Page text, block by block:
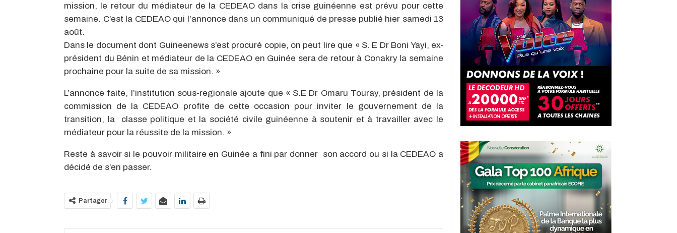
mission, le retour du médiateur de la CEDEAO dans la crise guinéenne est prévu pour cette
semaine. C’est la CEDEAO qui l’annonce dans un communiqué de presse publié hier samedi 13
août.
Dans le document dont Guineenews s’est procuré copie, on peut lire que « S. E Dr Boni Yayi, ex-
président du Bénin et médiateur de la CEDEAO en Guinée sera de retour à Conakry la semaine
prochaine pour la suite de sa mission. »
L’annonce faite, l’institution sous-regionale ajoute que « S.E Dr Omaru Touray, président de la
commission de la CEDEAO profite de cette occasion pour inviter le gouvernement de la
transition, la classe politique et la société civile guinéenne à soutenir et à travailler avec le
médiateur pour la réussite de la mission. »
Reste à savoir si le pouvoir militaire en Guinée a fini par donner son accord ou si la CEDEAO a
décidé de s’en passer.
Partager